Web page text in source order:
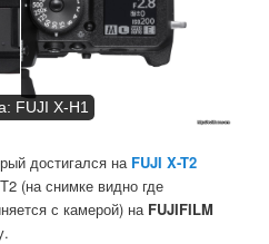
FUJI X-H1
достигался на FUJI X-T2
(на снимке видно где
с камерой) на FUJIFILM